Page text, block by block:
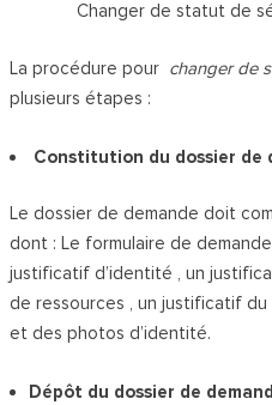
Changer de statut de
La procédure pour changer de
plusieurs étapes :
Constitution du dossier de
Le dossier de demande doit
dont :Le formulaire de
justificatif d’identité , un
de ressources ,un justificatif
et des photos d’identité.
Dépôt du dossier de